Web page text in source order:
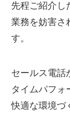
先程ご紹介し
業務を妨害さ
す。
セールス電話
タイムパフォ
快適な環境づ